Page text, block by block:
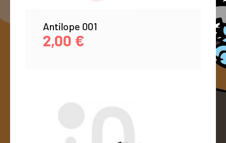
Antilope 001
2,00 €